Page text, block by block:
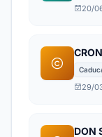
20/
29/
DON